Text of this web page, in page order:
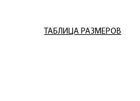
ТАБЛИЦА РАЗМЕРОВ